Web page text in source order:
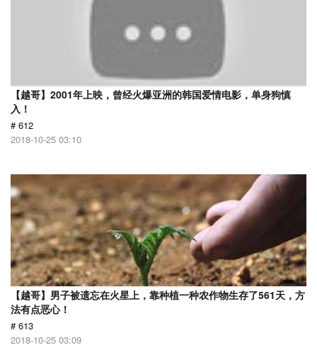
【越哥】2001年上映，曾经火爆亚洲的韩国爱情电影，单身狗慎
入！
# 612
2018-10-25 03:10
【越哥】男子被遗忘在火星上，靠种植一种农作物生存了561天，方
法有点恶心！
# 613
2018-10-25 03:09